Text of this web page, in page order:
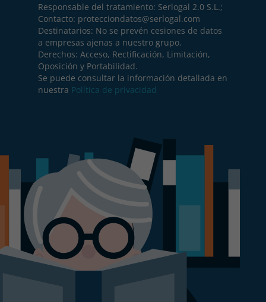
Responsable del tratamiento: Serlogal 2.0 S.L.;
Contacto: protecciondatos@serlogal.com
Destinatarios: No se prevén cesiones de datos
a empresas ajenas a nuestro grupo.
Derechos: Acceso, Rectificación, Limitación,
Oposición y Portabilidad.
Se puede consultar la información detallada en
nuestra Política de privacidad